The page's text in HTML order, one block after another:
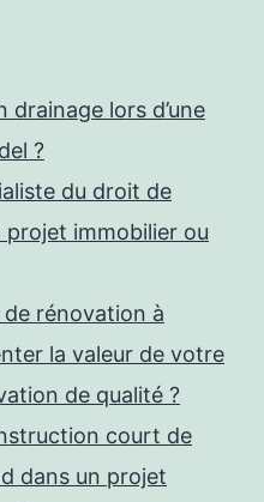
lors d’une
?
du droit de
projet immobilier ou
rénovation à
la valeur de votre
de qualité ?
court de
dans un projet